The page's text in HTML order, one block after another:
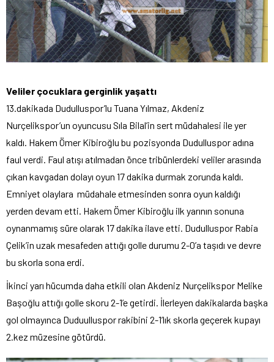
Veliler çocuklara gerginlik yaşattı
13.dakikada Dudulluspor’lu Tuana Yılmaz, Akdeniz
Nurçelikspor’un oyuncusu Sıla Bilal’in sert müdahalesi ile yer
kaldı. Hakem Ömer Kibiroğlu bu pozisyonda Dudulluspor adına
faul verdi. Faul atışı atılmadan önce tribünlerdeki veliler arasında
çıkan kavgadan dolayı oyun 17 dakika durmak zorunda kaldı.
Emniyet olaylara müdahale etmesinden sonra oyun kaldığı
yerden devam etti. Hakem Ömer Kibiroğlu ilk yarının sonuna
oynanmamış süre olarak 17 dakika ilave etti. Dudulluspor Rabia
Çelik’in uzak mesafeden attığı golle durumu 2-0’a taşıdı ve devre
bu skorla sona erdi.
İkinci yarı hücumda daha etkili olan Akdeniz Nurçelikspor Melike
Başoğlu attığı golle skoru 2-1’e getirdi. İlerleyen dakikalarda başka
gol olmayınca Duduulluspor rakibini 2-1’lık skorla geçerek kupayı
2.kez müzesine götürdü.